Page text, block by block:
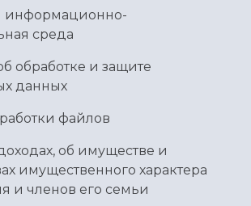
информационно-
среда
обработке и защите
данных
файлов
об имуществе и
имущественного характера
и членов его семьи